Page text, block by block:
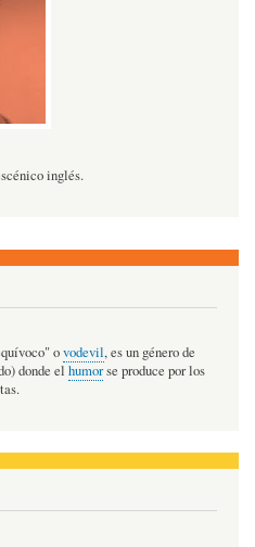
inglés.
ovodevil, es un género de
donde el humorse produce por los